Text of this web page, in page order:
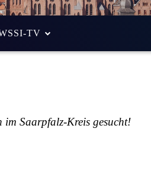
TV
Saarpfalz-Kreis gesucht!